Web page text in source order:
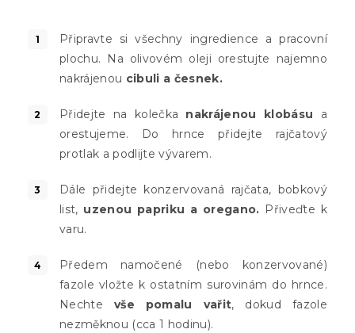
Připravte si všechny ingredience a pracovní
plochu. Na olivovém oleji orestujte najemno
nakrájenou cibuli a česnek.
Přidejte na kolečka nakrájenou klobásu a
orestujeme. Do hrnce přidejte rajčatový
protlak a podlijte vývarem.
Dále přidejte konzervovaná rajčata, bobkový
list, uzenou papriku a oregano. Přiveďte k
varu.
Předem namočené (nebo konzervované)
fazole vložte k ostatním surovinám do hrnce.
Nechte vše pomalu vařit, dokud fazole
nezměknou (cca 1 hodinu).